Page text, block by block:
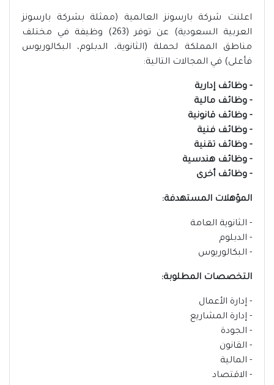
اعلنت شركة بارسونز العالمية (ممثلة بشركة بارسونز
العربية السعودية) عن توفر (263) وظيفة في مختلف
مناطق المملكة لحملة (الثانوية، الدبلوم، البكالوريوس
فأعلى) في المجالات التالية:
- وظائف إدارية
- وظائف مالية
- وظائف قانونية
- وظائف فنية
- وظائف تقنية
- وظائف هندسية
- وظائف أخرى
المؤهلات المستهدفة:
- الثانوية العامة
- الدبلوم
- البكالوريوس
التخصصات المطلوبة:
- إدارة الأعمال
- إدارة المشاريع
- الجودة
- القانون
- المالية
- الاقتصاد